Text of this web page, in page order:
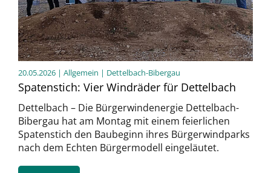
20.05.2026 | Allgemein | Dettelbach-Bibergau
Spatenstich: Vier Windräder für Dettelbach
Dettelbach – Die Bürgerwindenergie Dettelbach-
Bibergau hat am Montag mit einem feierlichen
Spatenstich den Baubeginn ihres Bürgerwindparks
nach dem Echten Bürgermodell eingeläutet.